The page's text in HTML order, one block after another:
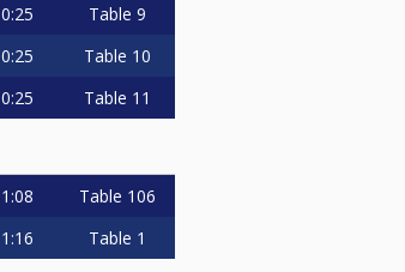
Table 9
Table 10
Table 11
Table 106
Table 1